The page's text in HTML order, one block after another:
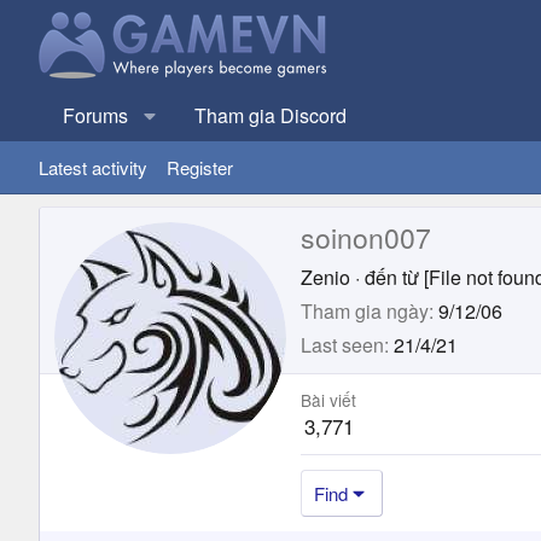
Forums Tham gia Discord
Latest activity Register
soinon007
Zenio · đến từ [File not
Tham gia ngày 9/12/06
Last seen 21/4/21
Bài viết
3,771
Find